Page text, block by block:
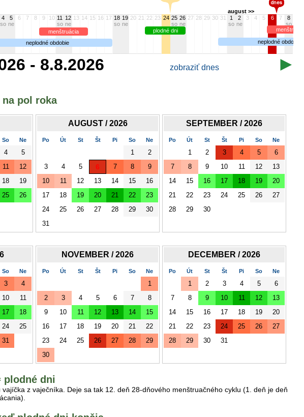
august >>
4
so
5
ne
6 7 8 9 10 11
so
12
ne
13 14 15 16 17 18
so
19
ne
20 21 22 23 24 25
so
26
ne
27 28 29 30 31
1
so
2
ne
3 4 5 6 7
8
so
menštruácia plodné dni menštruácia
neplodné obdobie neplodné obdobie
- 8.8.2026 zobraziť dnes
pol roka
So Ne
4
5
11
12
18
19
25
26
AUGUST / 2026
Po Út St Št Pi So Ne
1
2
3
4 5 6 7 8
9
10
11 12 13 14 15
16
17
18 19 20 21 22
23
24
25 26 27 28 29
30
31
SEPTEMBER / 2026
Po Út St Št Pi So Ne
1 2 3 4 5
6
7
8 9 10 11 12
13
14
15 16 17 18 19
20
21
22 23 24 25 26
27
28
29 30
So Ne
3
4
10
11
17
18
24
25
31
NOVEMBER / 2026
Po Út St Št Pi So Ne
1
2
3 4 5 6 7
8
9
10 11 12 13 14
15
16
17 18 19 20 21
22
23
24 25 26 27 28
29
30
DECEMBER / 2026
Po Út St Št Pi So Ne
1 2 3 4 5
6
7
8 9 10 11 12
13
14
15 16 17 18 19
20
21
22 23 24 25 26
27
28
29 30 31
plodné dni
z vaječníka. Deje sa tak 12. deň 28-dňového menštruačného cyklu (1. deň je deň